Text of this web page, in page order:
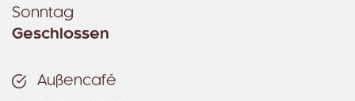
Sonntag
Geschlossen
Außencafé